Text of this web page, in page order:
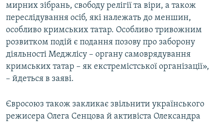
мирних зібрань, свободу релігії та віри, а також
переслідування осіб, які належать до меншин,
особливо кримських татар. Особливо тривожним
розвитком подій є подання позову про заборону
діяльності Меджлісу – органу самоврядування
кримських татар – як екстремістської організації»,
– йдеться в заяві.
Євросоюз також закликає звільнити українського
режисера Олега Сенцова й активіста Олександра